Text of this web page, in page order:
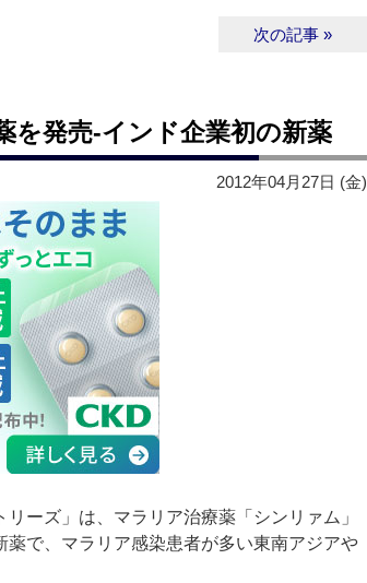
次の記事 »
を発売‐インド企業初の新薬
2012年04月27日 (金)
ーズ」は、マラリア治療薬「シンリァム」
で、マラリア感染患者が多い東南アジアや